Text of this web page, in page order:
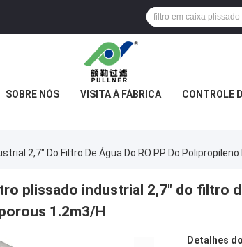
SOBRE NÓS VISITA À FÁBRICA CONTROLE
2,7" Do Filtro De Água Do RO PP Do
plissado industrial 2,7" do filtro
1.2m3/H
Detalhes